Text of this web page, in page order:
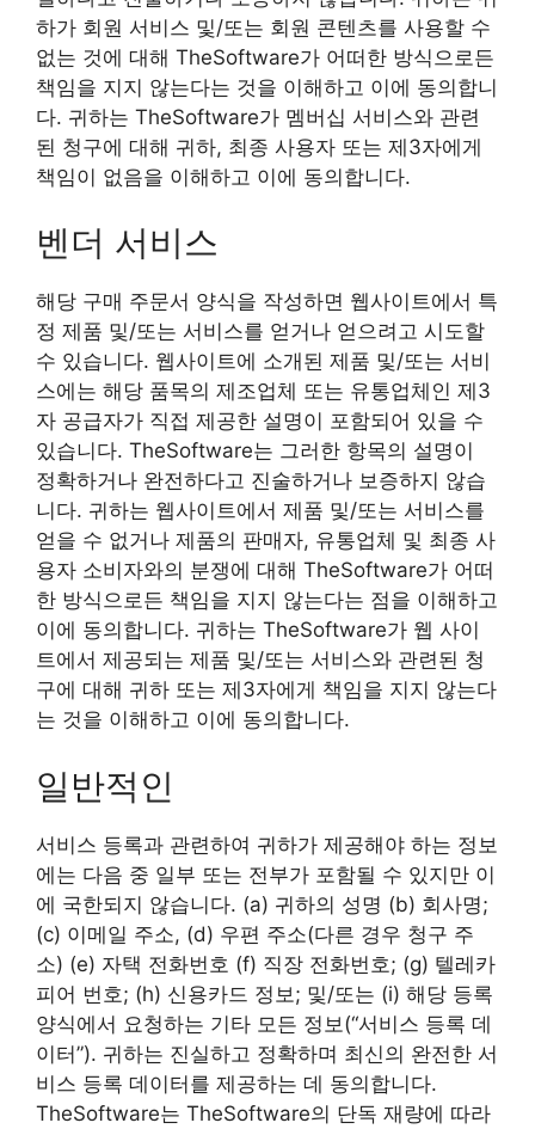
하가 회원 서비스 및/또는 회원 콘텐츠를 사용할 수
없는 것에 대해 TheSoftware가 어떠한 방식으로든
책임을 지지 않는다는 것을 이해하고 이에 동의합니
다. 귀하는 TheSoftware가 멤버십 서비스와 관련
된 청구에 대해 귀하, 최종 사용자 또는 제3자에게
책임이 없음을 이해하고 이에 동의합니다.
벤더 서비스
해당 구매 주문서 양식을 작성하면 웹사이트에서 특
정 제품 및/또는 서비스를 얻거나 얻으려고 시도할
수 있습니다. 웹사이트에 소개된 제품 및/또는 서비
스에는 해당 품목의 제조업체 또는 유통업체인 제3
자 공급자가 직접 제공한 설명이 포함되어 있을 수
있습니다. TheSoftware는 그러한 항목의 설명이
정확하거나 완전하다고 진술하거나 보증하지 않습
니다. 귀하는 웹사이트에서 제품 및/또는 서비스를
얻을 수 없거나 제품의 판매자, 유통업체 및 최종 사
용자 소비자와의 분쟁에 대해 TheSoftware가 어떠
한 방식으로든 책임을 지지 않는다는 점을 이해하고
이에 동의합니다. 귀하는 TheSoftware가 웹 사이
트에서 제공되는 제품 및/또는 서비스와 관련된 청
구에 대해 귀하 또는 제3자에게 책임을 지지 않는다
는 것을 이해하고 이에 동의합니다.
일반적인
서비스 등록과 관련하여 귀하가 제공해야 하는 정보
에는 다음 중 일부 또는 전부가 포함될 수 있지만 이
에 국한되지 않습니다. (a) 귀하의 성명 (b) 회사명;
(c) 이메일 주소, (d) 우편 주소(다른 경우 청구 주
소) (e) 자택 전화번호 (f) 직장 전화번호; (g) 텔레카
피어 번호; (h) 신용카드 정보; 및/또는 (i) 해당 등록
양식에서 요청하는 기타 모든 정보(“서비스 등록 데
이터”). 귀하는 진실하고 정확하며 최신의 완전한 서
비스 등록 데이터를 제공하는 데 동의합니다.
TheSoftware는 TheSoftware의 단독 재량에 따라